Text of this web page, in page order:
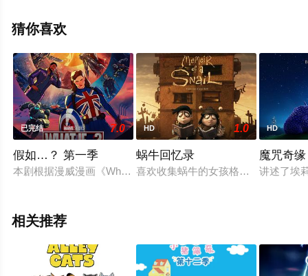
手机免费观看高清未删减完整版动漫全集就上天堂电影
平台了解。
猜你喜欢
已完结 7.0
假如…？ 第一季
本剧根据漫威漫画《What If...?》改编，用动画影集的方式去探
HD 1.0
蜗牛回忆录
喜欢收集蜗牛的女孩格蕾丝（莎拉·
HD
魔咒奇缘
讲述了埃
相关推荐